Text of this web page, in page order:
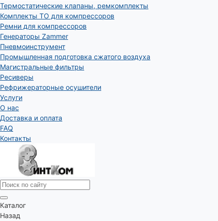
Термостатические клапаны, ремкомплекты
Комплекты ТО для компрессоров
Ремни для компрессоров
Генераторы Zammer
Пневмоинструмент
Промышленная подготовка сжатого воздуха
Магистральные фильтры
Ресиверы
Рефрижераторные осушители
Услуги
О нас
Доставка и оплата
FAQ
Контакты
Каталог
Назад